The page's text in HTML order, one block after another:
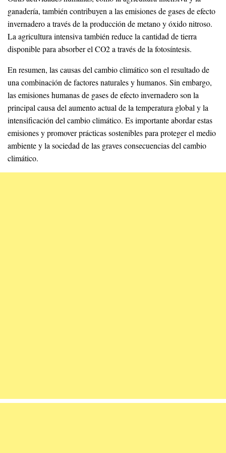
ganadería, también contribuyen a las emisiones de gases de efecto
invernadero a través de la producción de metano y óxido nitroso.
La agricultura intensiva también reduce la cantidad de tierra
disponible para absorber el CO2 a través de la fotosíntesis.
En resumen, las causas del cambio climático son el resultado de
una combinación de factores naturales y humanos. Sin embargo,
las emisiones humanas de gases de efecto invernadero son la
principal causa del aumento actual de la temperatura global y la
intensificación del cambio climático. Es importante abordar estas
emisiones y promover prácticas sostenibles para proteger el medio
ambiente y la sociedad de las graves consecuencias del cambio
climático.